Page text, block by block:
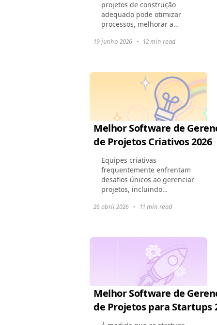
projetos de construção
adequado pode otimizar
processos, melhorar a
os projetos sejam concluídos
destaca...
19 junho 2026 • 12 min read
Melhor Software de
de Projetos Criativos 2026
Equipes criativas
frequentemente enfrentam
desafios únicos ao gerenciar
projetos, incluindo
rápida mudança, processos
software de gestão...
26 abril 2026 • 11 min read
Melhor Software de
de Projetos para Startups